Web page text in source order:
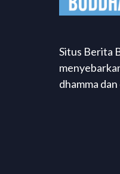
Situs Berita
dhamma